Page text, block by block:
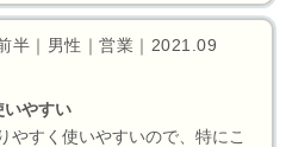
半｜男性｜営業｜2021.09
いやすい
やすく使いやすいので、特にこ